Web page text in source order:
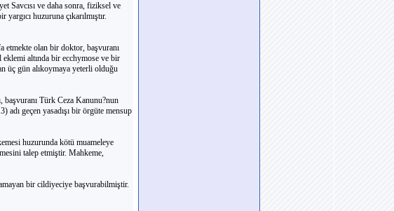
Savcısı ve daha sonra, fiziksel ve
huzuruna çıkarılmıştır.
etmekte olan bir doktor, başvuranı
eklemi altında bir ecchymose ve bir
üç gün alıkoymaya yeterli olduğu
Türk Ceza Kanunu?nun
geçen yasadışı bir örgüte mensup
huzurunda kötü muameleye
talep etmiştir. Mahkeme,
bir cildiyeciye başvurabilmiştir.